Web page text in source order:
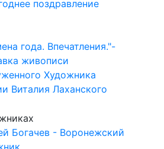
поздравление
года. Впечатления."-
живописи
Художника
Виталия Лаханского
Богачев - Воронежский